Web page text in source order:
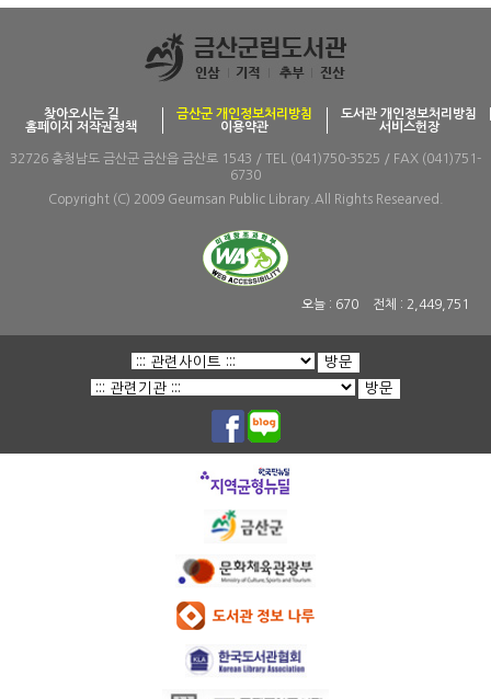
찾아오시는 길 금산군 개인정보처리방침
도서관 개인정보처리방침
홈페이지 저작권정책
이용약관 서비스헌장
32726 충청남도 금산군 금산읍 금산로 1543 / TEL (041)750-3525 / FAX (041)751-
6730
Copyright (C) 2009 Geumsan Public Library.All Rights Researved.
오늘 : 670 전체 : 2,449,751